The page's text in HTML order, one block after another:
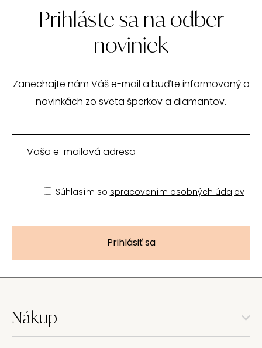
Prihláste sa na odber
noviniek
Zanechajte nám Váš e-mail a buďte informovaný o
novinkách zo sveta šperkov a diamantov.
Súhlasím so spracovaním osobných údajov
Prihlásiť sa
Nákup